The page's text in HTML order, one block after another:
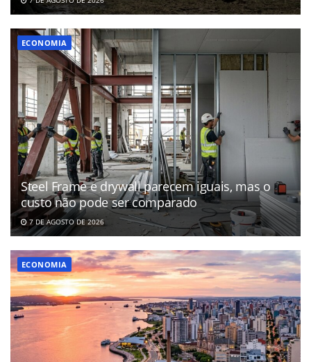
ECONOMIA
Steel Frame e drywall parecem iguais, mas o
custo não pode ser comparado
7 DE AGOSTO DE 2026
ECONOMIA